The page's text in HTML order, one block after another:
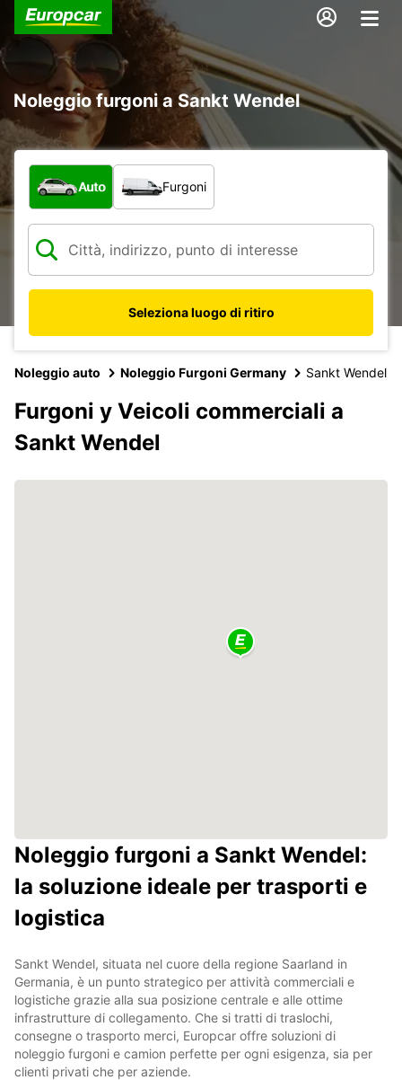
Noleggio furgoni a Sankt Wendel
Scegli la tipologia di veicolo:
Auto Furgoni
Seleziona luogo di ritiro
Noleggio auto Noleggio Furgoni Germany Sankt Wendel
Furgoni y Veicoli commerciali a
Sankt Wendel
Noleggio furgoni a Sankt Wendel:
la soluzione ideale per trasporti e
logistica
Sankt Wendel, situata nel cuore della regione Saarland in
Germania, è un punto strategico per attività commerciali e
logistiche grazie alla sua posizione centrale e alle ottime
infrastrutture di collegamento. Che si tratti di traslochi,
consegne o trasporto merci, Europcar offre soluzioni di
noleggio furgoni e camion perfette per ogni esigenza, sia per
clienti privati che per aziende.